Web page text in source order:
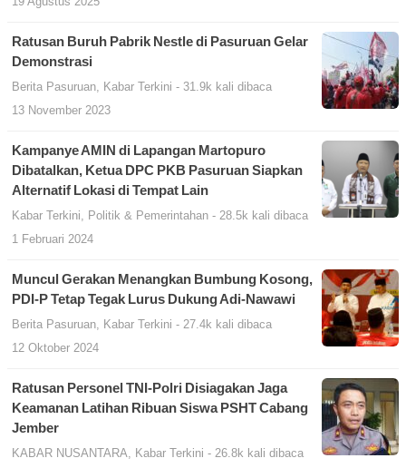
Ratusan Buruh Pabrik Nestle di Pasuruan Gelar
Demonstrasi
Berita Pasuruan Kabar Terkini - 31.9k kali dibaca
13 November 2023
Kampanye AMIN di Lapangan Martopuro
Dibatalkan, Ketua DPC PKB Pasuruan Siapkan
Alternatif Lokasi di Tempat Lain
Kabar Terkini Politik & Pemerintahan - 28.5k kali dibaca
1 Februari 2024
Muncul Gerakan Menangkan Bumbung Kosong,
PDI-P Tetap Tegak Lurus Dukung Adi-Nawawi
Berita Pasuruan Kabar Terkini - 27.4k kali dibaca
12 Oktober 2024
Ratusan Personel TNI-Polri Disiagakan Jaga
Keamanan Latihan Ribuan Siswa PSHT Cabang
Jember
KABAR NUSANTARA Kabar Terkini - 26.8k kali dibaca